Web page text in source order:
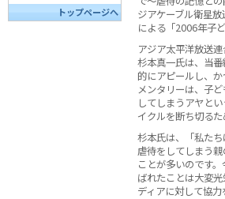
トップページへ
ジアケーブル衛星放
による「2006年子
アジア太平洋放送
杉本真一氏は、当
的にアピールし、
メンタリーは、子
してしまうアヤと
イクルを断ち切るた
杉本氏は、「私た
虐待をしてしまう
ことが多いのです
ばれたことは大変
ディアに対して協力